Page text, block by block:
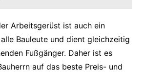
Arbeitsgerüst ist auch ein
Bauleute und dient gleichzeitig
Fußgänger. Daher ist es
auf das beste Preis- und